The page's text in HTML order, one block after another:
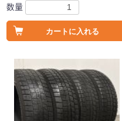
数量
カートに入れる